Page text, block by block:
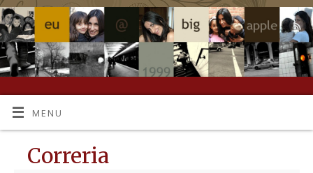
MENU
Correria